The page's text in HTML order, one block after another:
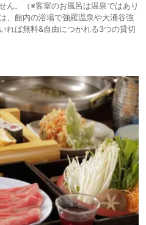
ん。（※客室のお風呂は温泉ではあり
、館内の浴場で強羅温泉や大涌谷強
れば無料&自由につかれる3つの貸切